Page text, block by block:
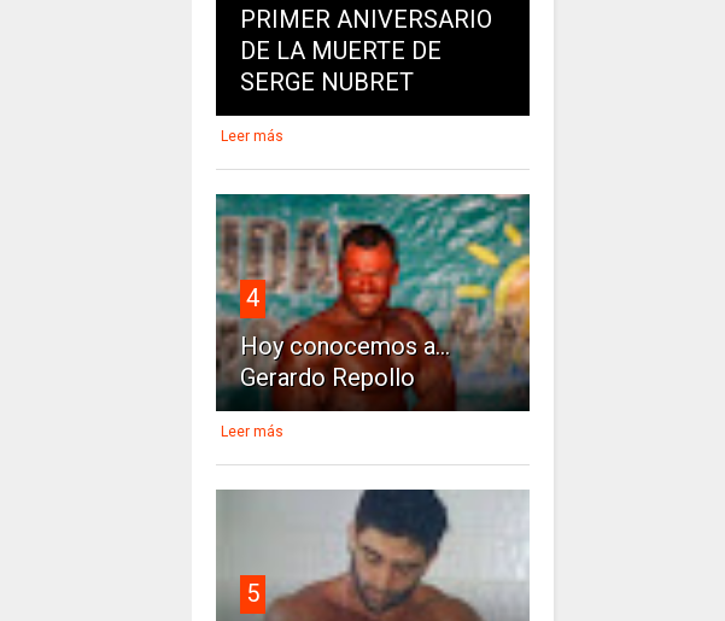
PRIMER ANIVERSARIO
DE LA MUERTE DE
SERGE NUBRET
Leer más
4
Hoy conocemos a...
Gerardo Repollo
Leer más
5